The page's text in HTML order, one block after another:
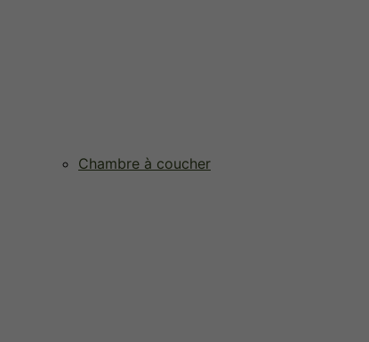
Chambre à coucher